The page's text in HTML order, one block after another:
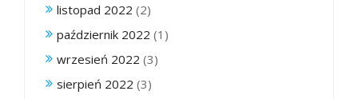
listopad 2022 (2)
październik 2022 (1)
wrzesień 2022 (3)
sierpień 2022 (3)